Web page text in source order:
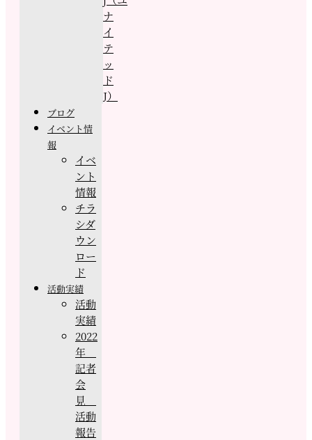
ナ
イ
テ
ッ
ド
J）
ブログ
イベント情
報
イベ
ント
情報
チラ
シダ
ウン
ロー
ド
活動実績
活動
実績
2022
年
記者
会
見
活動
報告